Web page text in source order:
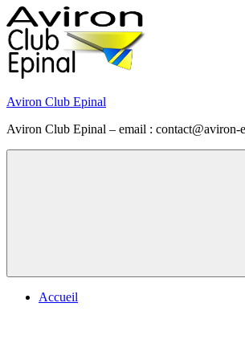
Skip
to
content
Aviron Club Epinal
Aviron Club Epinal – email : contact@aviron-
Accueil